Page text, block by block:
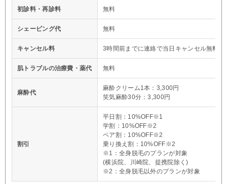
初診料・再診料 無料
シェービング代 無料
キャンセル料 3時間前までに連絡で当日キャンセル無料※
肌トラブルの治療費・薬代 無料
麻酔代
麻酔クリーム1本：3,300円
笑気麻酔30分：3,300円
割引
平日割：10%OFF※1
学割：10%OFF※2
ペア割：10%OFF※2
乗り換え割：10%OFF※2
※1：全身脱毛のプランが対象
(横浜院、川崎院、提携院除く)
※2：全身脱毛以外のプランが対象